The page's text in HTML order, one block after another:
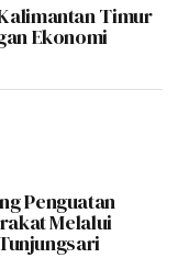
Timur
Ekonomi
Penguatan
Melalui